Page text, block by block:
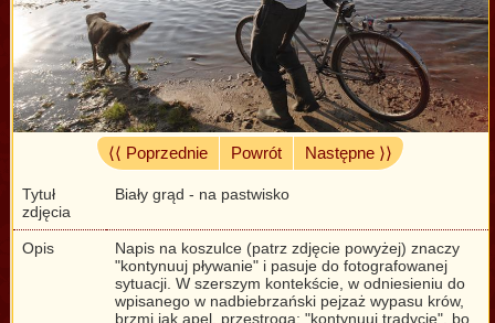
⟨⟨ Poprzednie Powrót Następne ⟩⟩
Tytuł
zdjęcia
Biały grąd - na pastwisko
Opis
Napis na koszulce (patrz zdjęcie powyżej) znaczy
"kontynuuj pływanie" i pasuje do fotografowanej
sytuacji. W szerszym kontekście, w odniesieniu do
wpisanego w nadbiebrzański pejzaż wypasu krów,
brzmi jak apel, przestroga: "kontynuuj tradycję", bo